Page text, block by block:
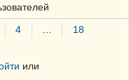
4
18
или